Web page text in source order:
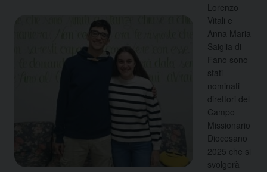
Lorenzo
Vitali e
Anna Maria
Saiglia di
Fano sono
stati
nominati
direttori del
Campo
Missionario
Diocesano
2025 che si
svolgerà